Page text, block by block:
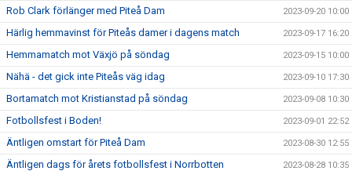
Rob Clark förlänger med Piteå Dam 2023-09-20 10:00
Härlig hemmavinst för Piteås damer i dagens match 2023-09-17 16:20
Hemmamatch mot Växjö på söndag 2023-09-15 10:00
Nähä - det gick inte Piteås väg idag 2023-09-10 17:30
Bortamatch mot Kristianstad på söndag 2023-09-08 10:30
Fotbollsfest i Boden! 2023-09-01 22:52
Äntligen omstart för Piteå Dam 2023-08-30 12:55
Äntligen dags för årets fotbollsfest i Norrbotten 2023-08-28 10:35